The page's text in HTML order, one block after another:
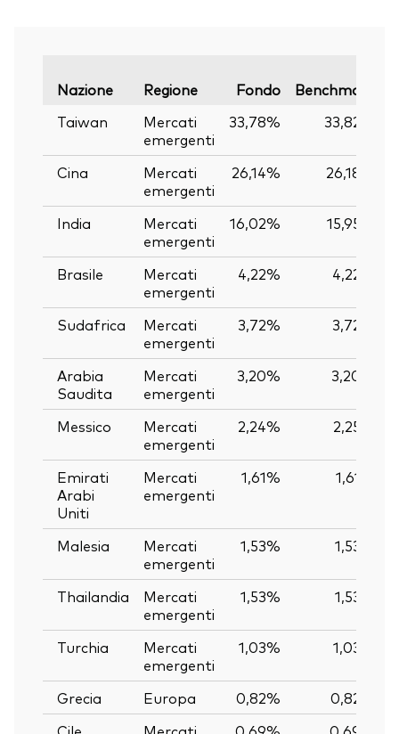
Nazione Regione Fondo Benchmark
Taiwan
Mercati
emergenti
33,78% 33,82%
Cina
Mercati
emergenti
26,14% 26,18%
India
Mercati
emergenti
16,02% 15,95%
Brasile
Mercati
emergenti
4,22% 4,22%
Sudafrica
Mercati
emergenti
3,72% 3,72%
Arabia
Saudita
Mercati
emergenti
3,20% 3,20%
Messico
Mercati
emergenti
2,24% 2,25%
Emirati
Arabi
Uniti
Mercati
emergenti
1,61% 1,61%
Malesia
Mercati
emergenti
1,53% 1,53%
Thailandia
Mercati
emergenti
1,53% 1,53%
Turchia
Mercati
emergenti
1,03% 1,03%
Grecia Europa 0,82%
0,82%